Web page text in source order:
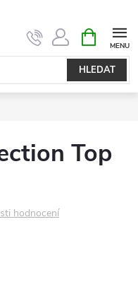
HLEDAT
NÁKUPNÍ
KOŠÍK
Top
hodnocení